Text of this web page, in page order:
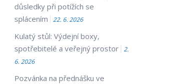
důsledky při potížích se
splácením
22. 6. 2026
Kulatý stůl: Výdejní boxy,
spotřebitelé a veřejný prostor
2.
6. 2026
Pozvánka na přednášku ve